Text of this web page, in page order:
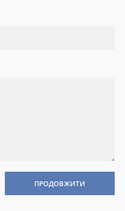
ПРОДОВЖИТИ